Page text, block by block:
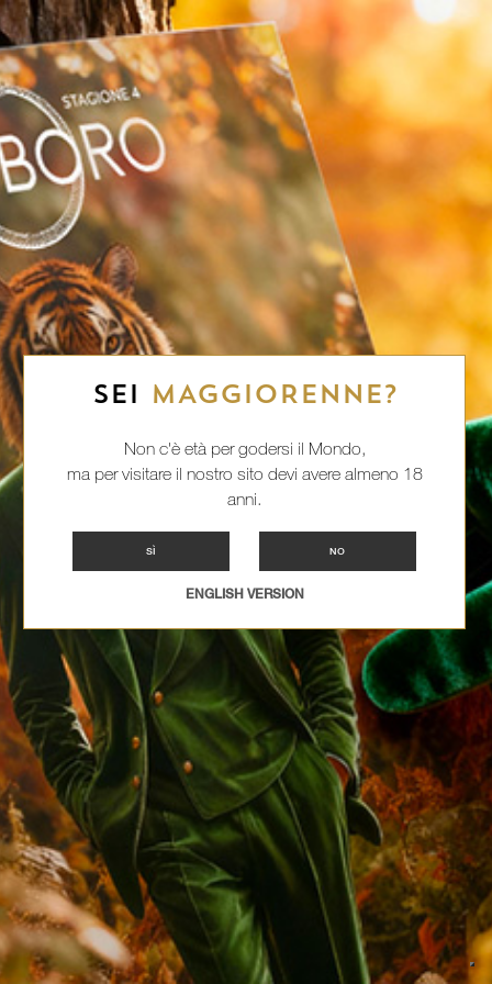
SEI MAGGIORENNE?
Non c'è età per godersi il Mondo,
ma per visitare il nostro sito devi avere almeno 18
anni.
SÌ NO
ENGLISH VERSION